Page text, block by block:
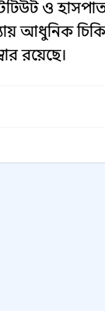
ও
আধুনিক
রয়েছে।